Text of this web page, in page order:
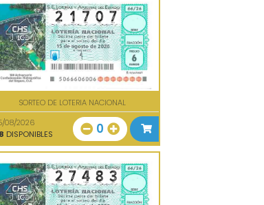
SORTEO DE LOTERIA NACIONAL
08/2026
DISPONIBLES 0